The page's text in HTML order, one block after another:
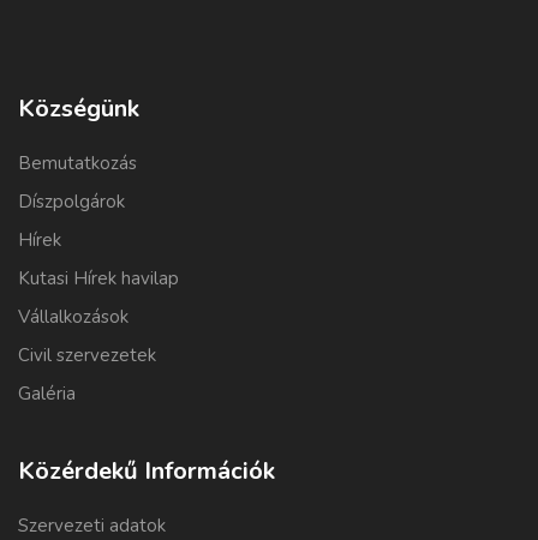
Községünk
Bemutatkozás
Díszpolgárok
Hírek
Kutasi Hírek havilap
Vállalkozások
Civil szervezetek
Galéria
Közérdekű Információk
Szervezeti adatok